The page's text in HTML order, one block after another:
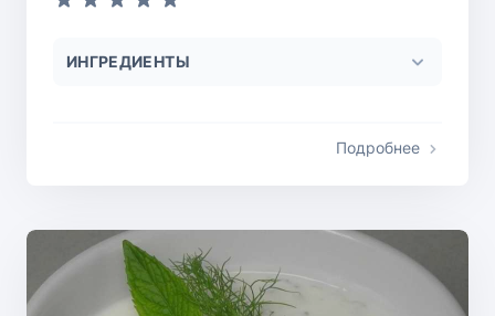
ИНГРЕДИЕНТЫ
Подробнее